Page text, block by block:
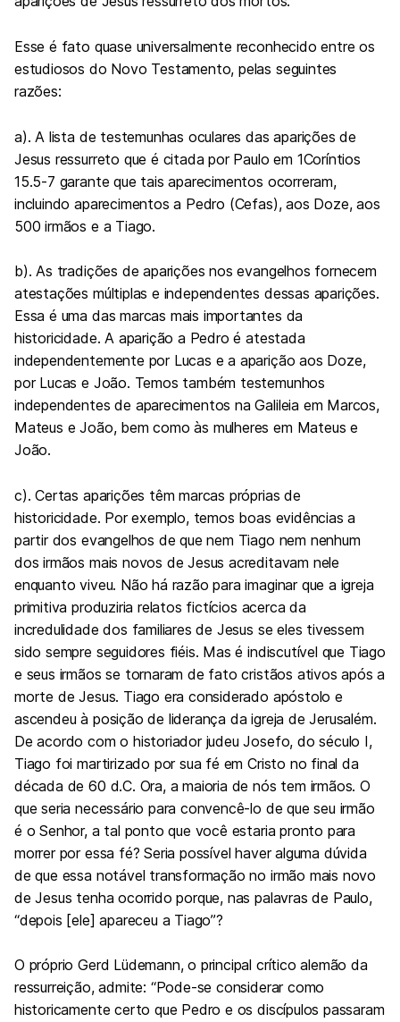
Esse é fato quase universalmente reconhecido entre os
estudiosos do Novo Testamento, pelas seguintes
razões:
a). A lista de testemunhas oculares das aparições de
Jesus ressurreto que é citada por Paulo em 1Coríntios
15.5-7 garante que tais aparecimentos ocorreram,
incluindo aparecimentos a Pedro (Cefas), aos Doze, aos
500 irmãos e a Tiago.
b). As tradições de aparições nos evangelhos fornecem
atestações múltiplas e independentes dessas aparições.
Essa é uma das marcas mais importantes da
historicidade. A aparição a Pedro é atestada
independentemente por Lucas e a aparição aos Doze,
por Lucas e João. Temos também testemunhos
independentes de aparecimentos na Galileia em Marcos,
Mateus e João, bem como às mulheres em Mateus e
João.
c). Certas aparições têm marcas próprias de
historicidade. Por exemplo, temos boas evidências a
partir dos evangelhos de que nem Tiago nem nenhum
dos irmãos mais novos de Jesus acreditavam nele
enquanto viveu. Não há razão para imaginar que a igreja
primitiva produziria relatos fictícios acerca da
incredulidade dos familiares de Jesus se eles tivessem
sido sempre seguidores fiéis. Mas é indiscutível que Tiago
e seus irmãos se tornaram de fato cristãos ativos após a
morte de Jesus. Tiago era considerado apóstolo e
ascendeu à posição de liderança da igreja de Jerusalém.
De acordo com o historiador judeu Josefo, do século I,
Tiago foi martirizado por sua fé em Cristo no final da
década de 60 d.C. Ora, a maioria de nós tem irmãos. O
que seria necessário para convencê-lo de que seu irmão
é o Senhor, a tal ponto que você estaria pronto para
morrer por essa fé? Seria possível haver alguma dúvida
de que essa notável transformação no irmão mais novo
de Jesus tenha ocorrido porque, nas palavras de Paulo,
“depois [ele] apareceu a Tiago”?
O próprio Gerd Lüdemann, o principal crítico alemão da
ressurreição, admite: “Pode-se considerar como
historicamente certo que Pedro e os discípulos passaram